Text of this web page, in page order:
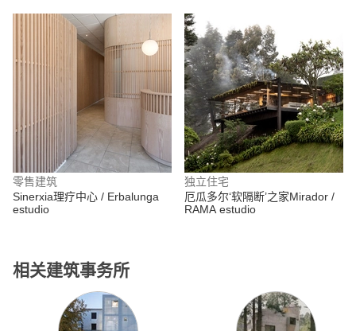
零售建筑
Sinerxia理疗中心 / Erbalunga
estudio
相关建筑事务所
独立住宅
厄瓜多尔‘软隔断’之家Mirador /
RAMA estudio